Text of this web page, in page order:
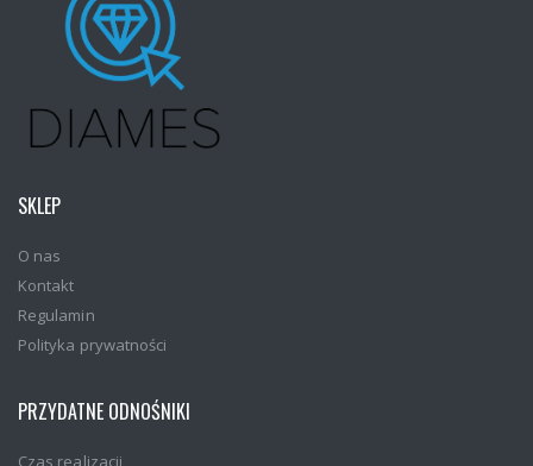
SKLEP
O nas
Kontakt
Regulamin
Polityka prywatności
PRZYDATNE ODNOŚNIKI
Czas realizacji